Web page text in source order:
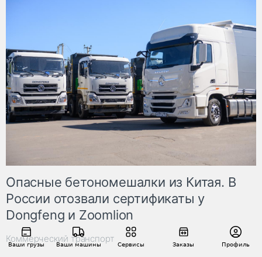
Ваши грузы Ваши машины Сервисы Заказы Профиль
Опасные бетономешалки из Китая. В
России отозвали сертификаты у
Dongfeng и Zoomlion
Коммерческий транспорт